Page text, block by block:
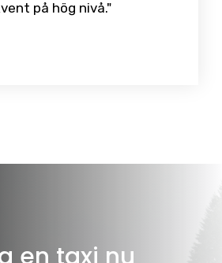
på hög nivå."
en taxi nu